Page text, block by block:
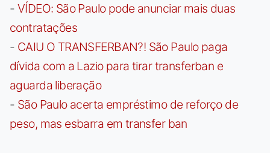
- VÍDEO: São Paulo pode anunciar mais duas
contratações
- CAIU O TRANSFERBAN?! São Paulo paga
dívida com a Lazio para tirar transferban e
aguarda liberação
- São Paulo acerta empréstimo de reforço de
peso, mas esbarra em transfer ban